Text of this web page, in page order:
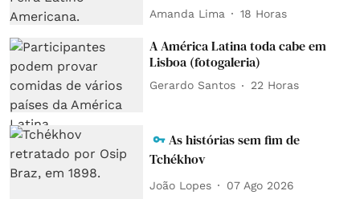
Amanda Lima 18 Horas
A América Latina toda cabe em
Lisboa (fotogaleria)
Gerardo Santos 22 Horas
As histórias sem fim de
Tchékhov
João Lopes 07 Ago 2026